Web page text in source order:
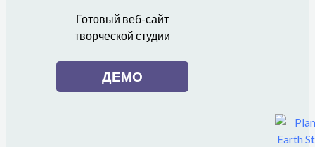
Готовый веб-сайт
творческой студии
ДЕМО